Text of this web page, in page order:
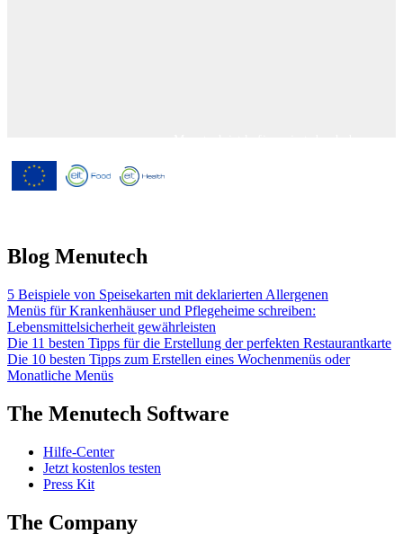
Blog Menutech
5 Beispiele von Speisekarten mit deklarierten Allergenen
Menüs für Krankenhäuser und Pflegeheime schreiben:
Lebensmittelsicherheit gewährleisten
Die 11 besten Tipps für die Erstellung der perfekten Restaurantkarte
Die 10 besten Tipps zum Erstellen eines Wochenmenüs oder
Monatliche Menüs
The Menutech Software
Hilfe-Center
Jetzt kostenlos testen
Press Kit
The Company